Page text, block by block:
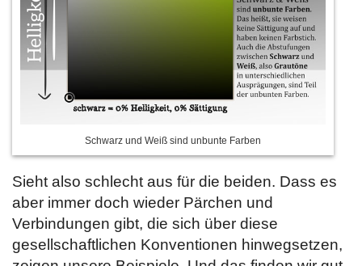
Schwarz und Weiß sind unbunte Farben
Sieht also schlecht aus für die beiden. Dass es
aber immer doch wieder Pärchen und
Verbindungen gibt, die sich über diese
gesellschaftlichen Konventionen hinwegsetzen,